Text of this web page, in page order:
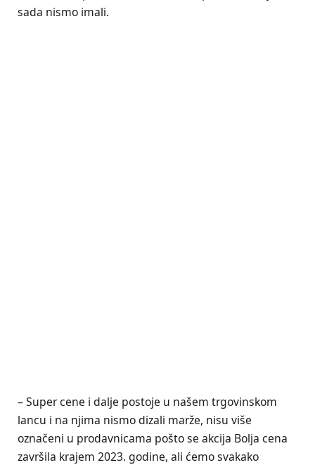
sada nismo imali.
– Super cene i dalje postoje u našem trgovinskom
lancu i na njima nismo dizali marže, nisu više
označeni u prodavnicama pošto se akcija Bolja cena
završila krajem 2023. godine, ali ćemo svakako